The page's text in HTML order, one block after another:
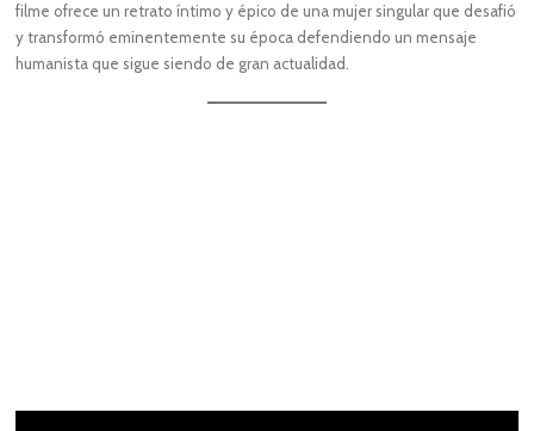
filme ofrece un retrato íntimo y épico de una mujer singular que desafió
y transformó eminentemente su época defendiendo un mensaje
humanista que sigue siendo de gran actualidad.